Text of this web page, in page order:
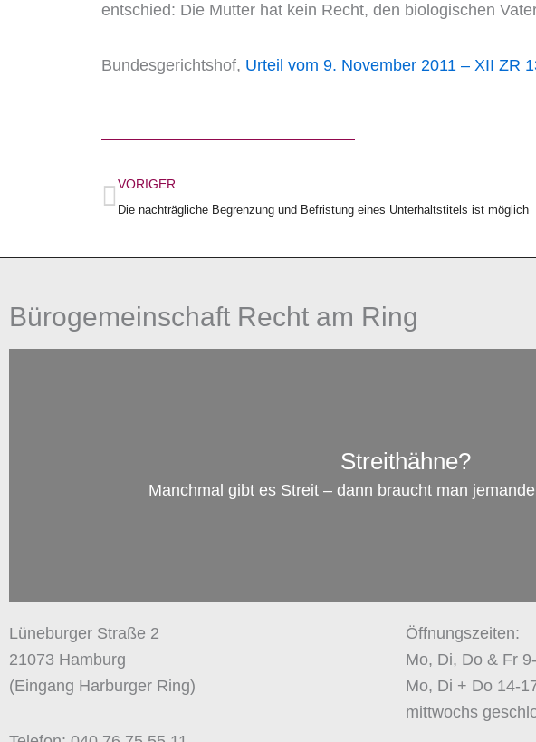
entschied: Die Mutter hat kein Recht, den biologischen
Bundesgerichtshof, Urteil vom 9. November 2011 – XII ZR
Zurück
VORIGER
Die nachträgliche Begrenzung und Befristung eines Unterhaltstitels ist möglich
Bürogemeinschaft Recht am Ring
Streithähne?
Manchmal gibt es Streit – dann braucht man
Lüneburger Straße 2
21073 Hamburg
(Eingang Harburger Ring)
Öffnungszeiten:
Mo, Di, Do & Fr
Mo, Di + Do 14-
mittwochs